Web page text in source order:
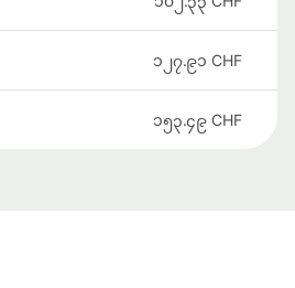
၁၂၇.၉၁ CHF
၁၅၃.၄၉ CHF